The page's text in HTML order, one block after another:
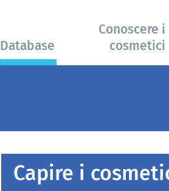
Database
Conoscere i
cosmetici
Capire i